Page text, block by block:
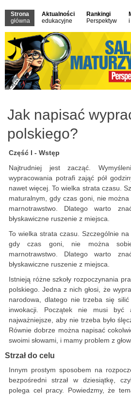
Strona
główna
Aktualności
edukacyjne
Rankingi
Perspektyw
i
Jak napisać
polskiego?
Część I - Wstęp
Najtrudniej jest zacząć.
wypracowania potrafi zająć pół
nawet więcej.To wielka strata czasu.
maturalnym, gdy czas goni, nie
marnotrawstwo. Dlatego warto
błyskawiczne ruszenie z miejsca.
To wielka strata czasu. Szczególnie
gdy czas goni, nie można
marnotrawstwo. Dlatego warto
błyskawiczne ruszenie z miejsca.
Istnieją różne szkoły rozpoczynania
polskiego. Jedna z nich głosi, że
narodowa, dlatego nie trzeba się
inwokacji. Początek nie musi być
najważniejsze, aby nie trzeba było
Równie dobrze można napisać
swoimi słowami, i mamy problem z
Strzał do celu
Innym prostym sposobem na
bezpośredni strzał w dziesiątkę,
polega cel pracy. Powiedzmy, że